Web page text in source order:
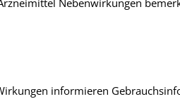
informieren